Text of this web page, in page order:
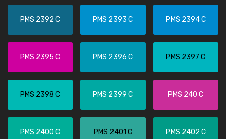
PMS 2392 C PMS 2393 C PMS 2394 C
PMS 2395 C PMS 2396 C PMS 2397 C
PMS 2398 C PMS 2399 C PMS 240 C
PMS 2400 C PMS 2401 C PMS 2402 C